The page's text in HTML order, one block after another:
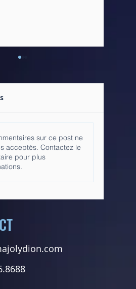
liberté
ou pas ?
sur ce post ne
acceptés. Contactez le
pour plus